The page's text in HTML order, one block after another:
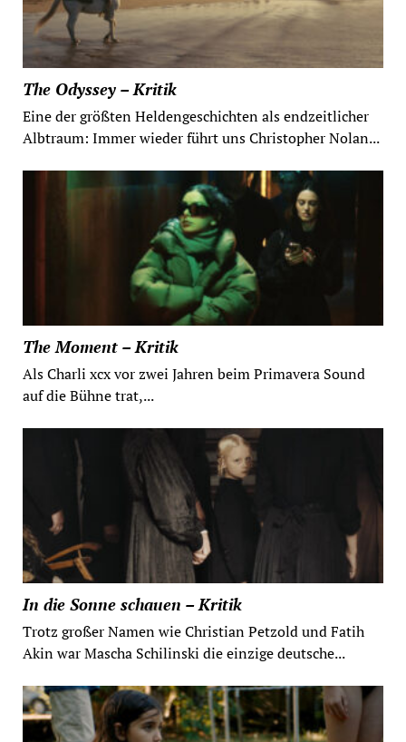
The Odyssey – Kritik
Eine der größten Heldengeschichten als endzeitlicher
Albtraum: Immer wieder führt uns Christopher Nolan...
The Moment – Kritik
Als Charli xcx vor zwei Jahren beim Primavera Sound
auf die Bühne trat,...
In die Sonne schauen – Kritik
Trotz großer Namen wie Christian Petzold und Fatih
Akin war Mascha Schilinski die einzige deutsche...